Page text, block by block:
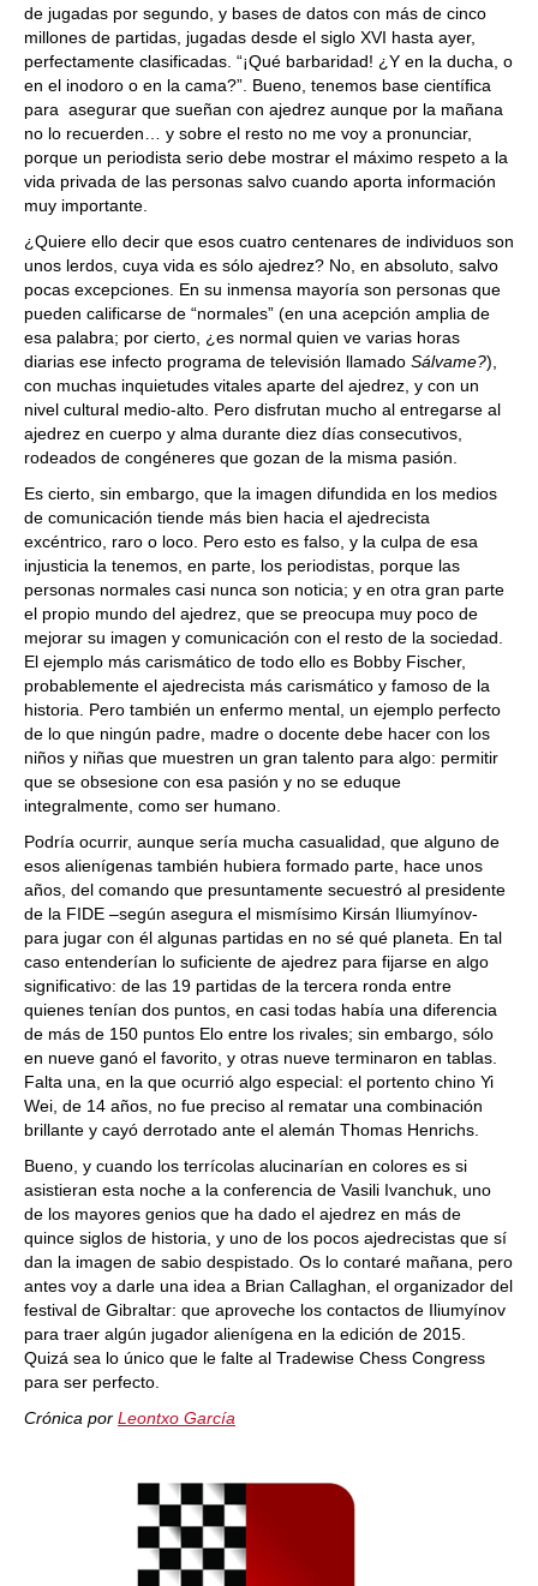
de jugadas por segundo, y bases de datos con más de cinco
millones de partidas, jugadas desde el siglo XVI hasta ayer,
perfectamente clasificadas. “¡Qué barbaridad! ¿Y en la ducha, o
en el inodoro o en la cama?”. Bueno, tenemos base científica
para asegurar que sueñan con ajedrez aunque por la mañana
no lo recuerden… y sobre el resto no me voy a pronunciar,
porque un periodista serio debe mostrar el máximo respeto a la
vida privada de las personas salvo cuando aporta información
muy importante.
¿Quiere ello decir que esos cuatro centenares de individuos son
unos lerdos, cuya vida es sólo ajedrez? No, en absoluto, salvo
pocas excepciones. En su inmensa mayoría son personas que
pueden calificarse de “normales” (en una acepción amplia de
esa palabra; por cierto, ¿es normal quien ve varias horas
diarias ese infecto programa de televisión llamado Sálvame?),
con muchas inquietudes vitales aparte del ajedrez, y con un
nivel cultural medio-alto. Pero disfrutan mucho al entregarse al
ajedrez en cuerpo y alma durante diez días consecutivos,
rodeados de congéneres que gozan de la misma pasión.
Es cierto, sin embargo, que la imagen difundida en los medios
de comunicación tiende más bien hacia el ajedrecista
excéntrico, raro o loco. Pero esto es falso, y la culpa de esa
injusticia la tenemos, en parte, los periodistas, porque las
personas normales casi nunca son noticia; y en otra gran parte
el propio mundo del ajedrez, que se preocupa muy poco de
mejorar su imagen y comunicación con el resto de la sociedad.
El ejemplo más carismático de todo ello es Bobby Fischer,
probablemente el ajedrecista más carismático y famoso de la
historia. Pero también un enfermo mental, un ejemplo perfecto
de lo que ningún padre, madre o docente debe hacer con los
niños y niñas que muestren un gran talento para algo: permitir
que se obsesione con esa pasión y no se eduque
integralmente, como ser humano.
Podría ocurrir, aunque sería mucha casualidad, que alguno de
esos alienígenas también hubiera formado parte, hace unos
años, del comando que presuntamente secuestró al presidente
de la FIDE –según asegura el mismísimo Kirsán Iliumyínov-
para jugar con él algunas partidas en no sé qué planeta. En tal
caso entenderían lo suficiente de ajedrez para fijarse en algo
significativo: de las 19 partidas de la tercera ronda entre
quienes tenían dos puntos, en casi todas había una diferencia
de más de 150 puntos Elo entre los rivales; sin embargo, sólo
en nueve ganó el favorito, y otras nueve terminaron en tablas.
Falta una, en la que ocurrió algo especial: el portento chino Yi
Wei, de 14 años, no fue preciso al rematar una combinación
brillante y cayó derrotado ante el alemán Thomas Henrichs.
Bueno, y cuando los terrícolas alucinarían en colores es si
asistieran esta noche a la conferencia de Vasili Ivanchuk, uno
de los mayores genios que ha dado el ajedrez en más de
quince siglos de historia, y uno de los pocos ajedrecistas que sí
dan la imagen de sabio despistado. Os lo contaré mañana, pero
antes voy a darle una idea a Brian Callaghan, el organizador del
festival de Gibraltar: que aproveche los contactos de Iliumyínov
para traer algún jugador alienígena en la edición de 2015.
Quizá sea lo único que le falte al Tradewise Chess Congress
para ser perfecto.
Crónica por Leontxo García